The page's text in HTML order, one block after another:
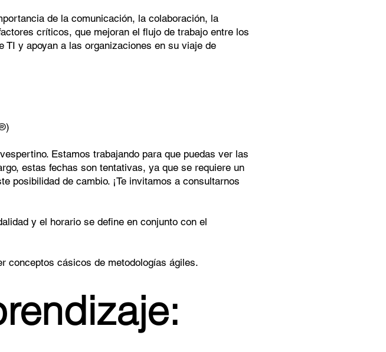
de la comunicación, la colaboración, la
críticos, que mejoran el flujo de trabajo entre los
y apoyan a las organizaciones en su viaje de
Estamos trabajando para que puedas ver las
estas fechas son tentativas, ya que se requiere un
posibilidad de cambio. ¡Te invitamos a consultarnos
y el horario se define en conjunto con el
conceptos cásicos de metodologías ágiles.